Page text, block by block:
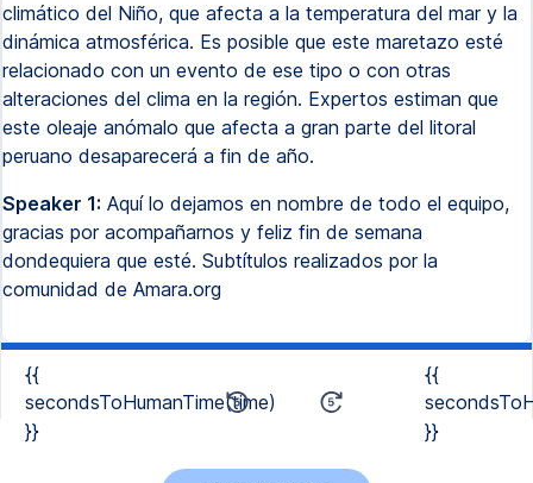
climático del Niño, que afecta a la temperatura del mar y la
dinámica atmosférica. Es posible que este maretazo esté
relacionado con un evento de ese tipo o con otras
alteraciones del clima en la región. Expertos estiman que
este oleaje anómalo que afecta a gran parte del litoral
peruano desaparecerá a fin de año.
Speaker 1: Aquí lo dejamos en nombre de todo el equipo,
gracias por acompañarnos y feliz fin de semana
dondequiera que esté. Subtítulos realizados por la
comunidad de Amara.org
{{
secondsToHumanTime(time)
}}
{{
}}